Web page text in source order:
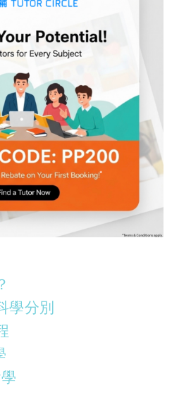
學分別